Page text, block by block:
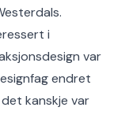
i
var
endret
kanskje var